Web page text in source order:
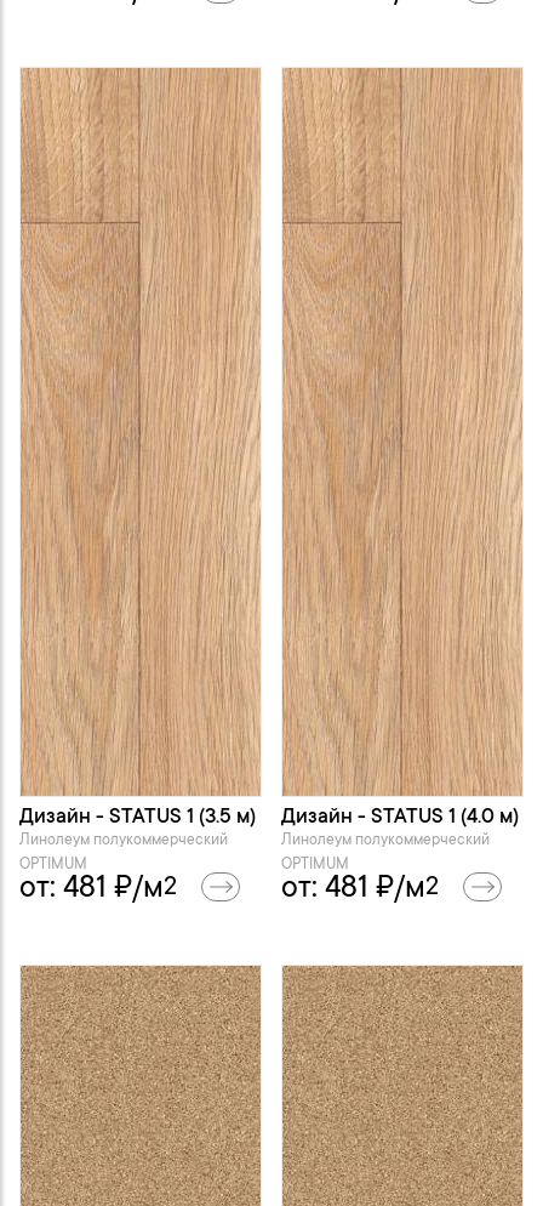
Дизайн - STATUS 1 (3.5 м)
Линолеум полукоммерческий
OPTIMUM
от: 481 ₽/м2
Дизайн - STATUS 1 (4.0 м)
Линолеум полукоммерческий
OPTIMUM
от: 481 ₽/м2